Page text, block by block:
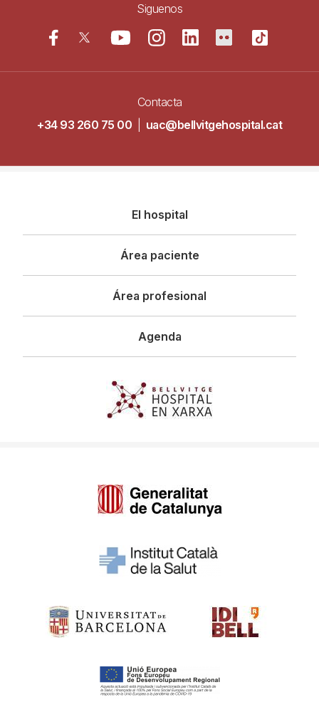
Siguenos
Contacta
+34 93 260 75 00
uac@bellvitgehospital.cat
principal
El hospital
Área paciente
Área profesional
Agenda